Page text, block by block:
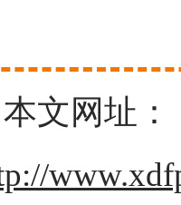
本文网址：